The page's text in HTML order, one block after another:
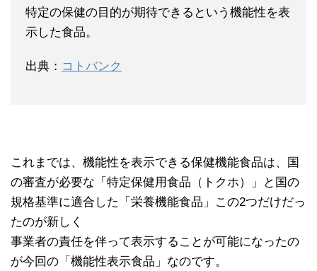
特定の保健の目的が期待できるという機能性を表
示した食品。
出典： コトバンク
これまでは、機能性を表示できる保健機能食品は、国
の審査が必要な「特定保健用食品（トクホ）」と国の
規格基準に適合した「栄養機能食品」この2つだけだっ
たのが新しく
事業者の責任を伴って表示することが可能になったの
が今回の「機能性表示食品」なのです。